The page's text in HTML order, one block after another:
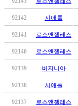
임
중
코
리
e
92142 시애틀
92141 로스앤젤레스
92140 로스앤젤레스
92139 버지니아
92138 시애틀
92137 로스앤젤레스